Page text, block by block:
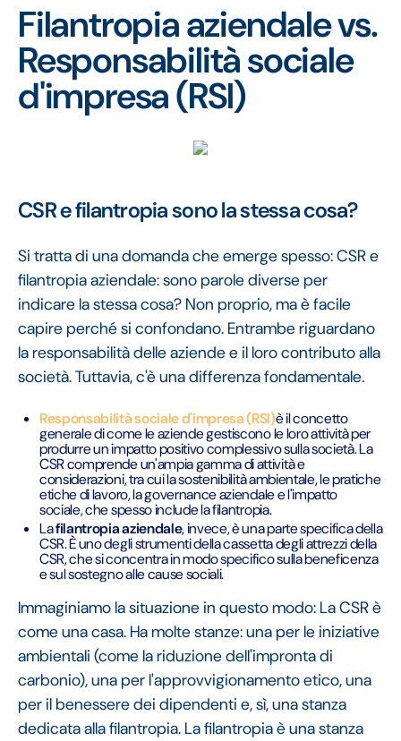
Filantropia aziendale vs.
Responsabilità sociale
d'impresa (RSI)
CSR e filantropia sono la stessa cosa?
Si tratta di una domanda che emerge spesso: CSR e
filantropia aziendale: sono parole diverse per
indicare la stessa cosa? Non proprio, ma è facile
capire perché si confondano. Entrambe riguardano
la responsabilità delle aziende e il loro contributo alla
società. Tuttavia, c'è una differenza fondamentale.
Responsabilità sociale d'impresa (RSI)è il concetto
generale di come le aziende gestiscono le loro attività per
produrre un impatto positivo complessivo sulla società. La
CSR comprende un'ampia gamma di attività e
considerazioni, tra cui la sostenibilità ambientale, le pratiche
etiche di lavoro, la governance aziendale e l'impatto
sociale, che spesso include la filantropia.
Lafilantropia aziendale, invece, è una parte specifica della
CSR. È uno degli strumenti della cassetta degli attrezzi della
CSR, che si concentra in modo specifico sulla beneficenza
e sul sostegno alle cause sociali.
Immaginiamo la situazione in questo modo: La CSR è
come una casa. Ha molte stanze: una per le iniziative
ambientali (come la riduzione dell'impronta di
carbonio), una per l'approvvigionamento etico, una
per il benessere dei dipendenti e, sì, una stanza
dedicata alla filantropia. La filantropia è una stanza